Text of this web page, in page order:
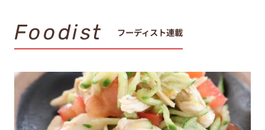
Foodist フーディスト連載